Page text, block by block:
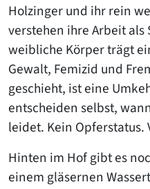
Holzinger und ihr rein
verstehen ihre Arbeit
weibliche Körper trägt
Gewalt, Femizid und
geschieht, ist eine
entscheiden selbst,
leidet. Kein Opferstatus.
Hinten im Hof gibt es
einem gläsernen